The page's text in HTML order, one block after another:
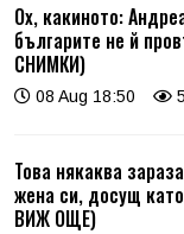
Ох, какиното:
българите не й
СНИМКИ)
08 Aug 18:50
Това някаква
жена си, досущ
ВИЖ ОЩЕ)